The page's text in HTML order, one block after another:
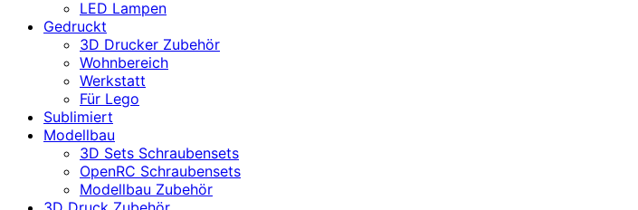
LED Lampen
Gedruckt
3D Drucker Zubehör
Wohnbereich
Werkstatt
Für Lego
Sublimiert
Modellbau
3D Sets Schraubensets
OpenRC Schraubensets
Modellbau Zubehör